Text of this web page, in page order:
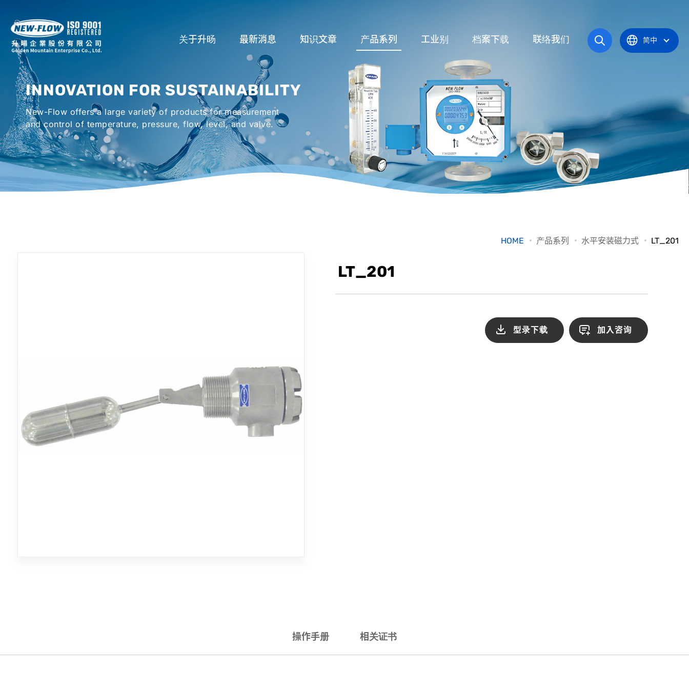
关于升旸
所在地
全球代理商
最新消息 知识文章
流量计应用完整解析
液位计的种类及运作
压力开关
产品系列
流量系列
液位系列
温度系列
压力系列
阀件系列
配件系列
工业别
润滑系统
冷却机组系统
烤箱及臭氧反应炉
机械密封罐系统
紧急淋浴洗眼器
档案下载
操作手册
产品型录
认证证书
联络我们 简中
INNOVATION FOR SUSTAINABILITY
New-Flow offers a large variety of products for measurement
and control of temperature, pressure, flow, level, and valve.
HOME 产品系列 水平安装磁力式 LT_201
LT_201
型录下载 加入咨询
操作手册 相关证书